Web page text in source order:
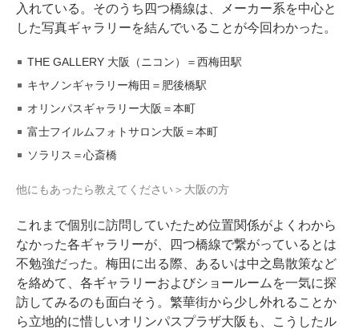
入れている。そのうち四つ橋線は、メーカー系を中心と
した写真ギャラリーを結んでいることが今回わかった。
THE GALLERY 大阪（ニコン）＝西梅田駅
キヤノンギャラリー梅田＝肥後橋駅
オリンパスギャラリー大阪＝本町
富士フイルムフォトサロン大阪＝本町
ソラリス＝心斎橋
他にもあったら教えてください＞大阪の方
これまで個別に訪問していたため位置関係がよくわから
なかった各ギャラリーが、四つ橋線で繋がっているとは
不勉強だった。梅田に出る際、あるいは中之島散策など
を絡めて、各ギャラリーおよびショールームを一気に探
訪してみるのも面白そう。繁華街から少し外れることか
ら立地的に惜しいオリンパスプラザ大阪も、こうしたル